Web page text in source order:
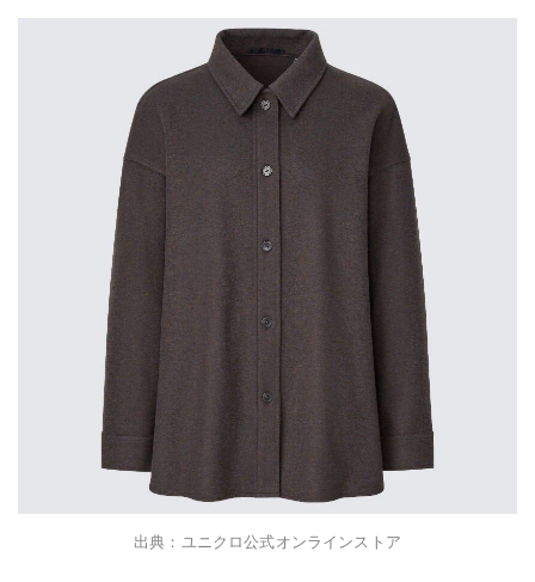
出典：ユニクロ公式オンラインストア